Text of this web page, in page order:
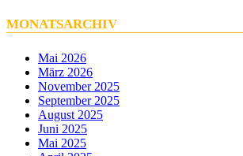
MONATSARCHIV
Mai 2026
März 2026
November 2025
September 2025
August 2025
Juni 2025
Mai 2025